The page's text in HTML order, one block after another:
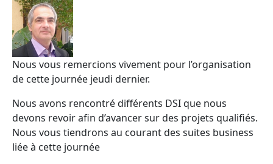
Nous vous remercions vivement pour l’organisation
de cette journée jeudi dernier.
Nous avons rencontré différents DSI que nous
devons revoir afin d’avancer sur des projets qualifiés.
Nous vous tiendrons au courant des suites business
liée à cette journée